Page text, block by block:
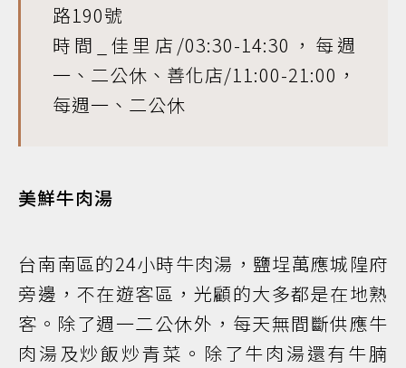
路190號
時間_佳里店/03:30-14:30，每週
一、二公休、善化店/11:00-21:00，
每週一、二公休
美鮮牛肉湯
台南南區的24小時牛肉湯，鹽埕萬應城隍府
旁邊，不在遊客區，光顧的大多都是在地熟
客。除了週一二公休外，每天無間斷供應牛
肉湯及炒飯炒青菜。除了牛肉湯還有牛腩